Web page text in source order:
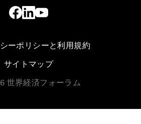
ーポリシーと利用規約
サイトマップ
世界経済フォーラム